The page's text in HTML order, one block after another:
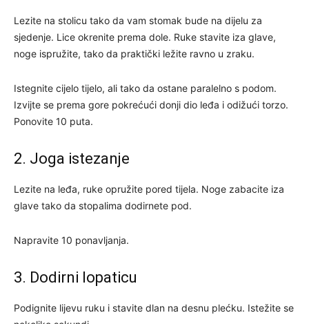
Lezite na stolicu tako da vam stomak bude na dijelu za
sjedenje. Lice okrenite prema dole. Ruke stavite iza glave,
noge ispružite, tako da praktički ležite ravno u zraku.
Istegnite cijelo tijelo, ali tako da ostane paralelno s podom.
Izvijte se prema gore pokrećući donji dio leđa i odižući torzo.
Ponovite 10 puta.
2. Joga istezanje
Lezite na leđa, ruke opružite pored tijela. Noge zabacite iza
glave tako da stopalima dodirnete pod.
Napravite 10 ponavljanja.
3. Dodirni lopaticu
Podignite lijevu ruku i stavite dlan na desnu plećku. Istežite se